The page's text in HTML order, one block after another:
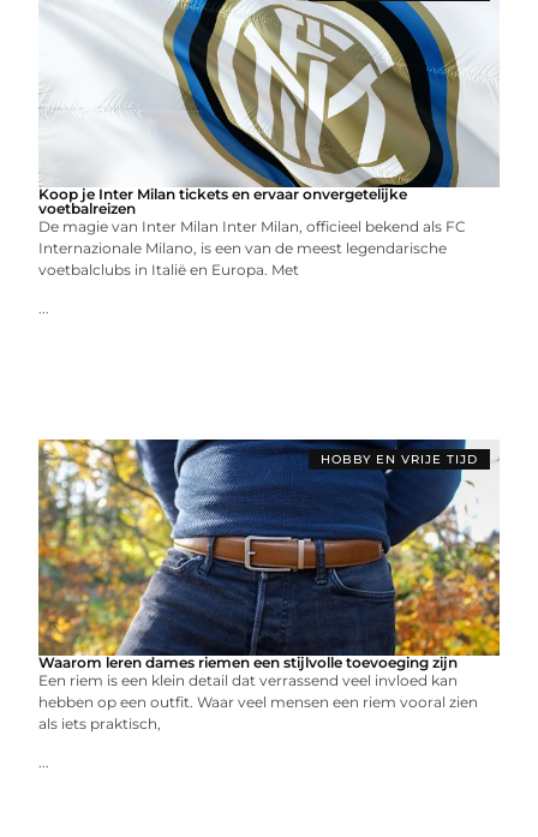
Koop je Inter Milan tickets en ervaar onvergetelijke
voetbalreizen
De magie van Inter Milan Inter Milan, officieel bekend als FC
Internazionale Milano, is een van de meest legendarische
voetbalclubs in Italië en Europa. Met
...
HOBBY EN VRIJE TIJD
Waarom leren dames riemen een stijlvolle toevoeging zijn
Een riem is een klein detail dat verrassend veel invloed kan
hebben op een outfit. Waar veel mensen een riem vooral zien
als iets praktisch,
...